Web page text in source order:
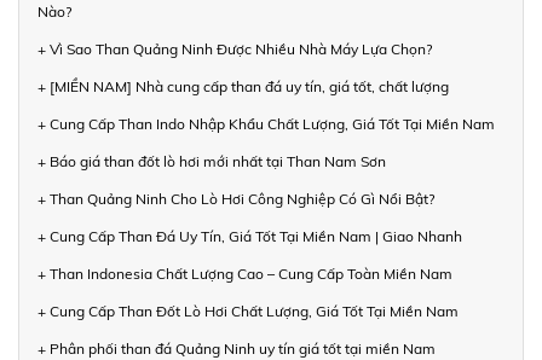
Nào?
+ Vì Sao Than Quảng Ninh Được Nhiều Nhà Máy Lựa Chọn?
+ [MIỀN NAM] Nhà cung cấp than đá uy tín, giá tốt, chất lượng
+ Cung Cấp Than Indo Nhập Khẩu Chất Lượng, Giá Tốt Tại Miền Nam
+ Báo giá than đốt lò hơi mới nhất tại Than Nam Sơn
+ Than Quảng Ninh Cho Lò Hơi Công Nghiệp Có Gì Nổi Bật?
+ Cung Cấp Than Đá Uy Tín, Giá Tốt Tại Miền Nam | Giao Nhanh
+ Than Indonesia Chất Lượng Cao – Cung Cấp Toàn Miền Nam
+ Cung Cấp Than Đốt Lò Hơi Chất Lượng, Giá Tốt Tại Miền Nam
+ Phân phối than đá Quảng Ninh uy tín giá tốt tại miền Nam